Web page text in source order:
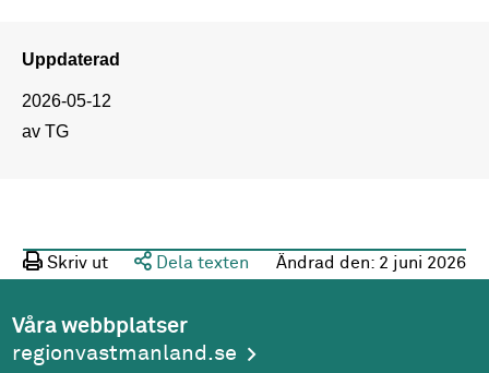
Uppdaterad
2026-05-12
av TG
Skriv ut Dela texten Ändrad den: 2 juni 2026
Våra webbplatser
regionvastmanland.se